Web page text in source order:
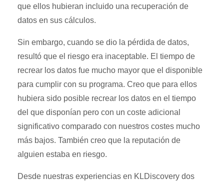
que ellos hubieran incluido una recuperación de
datos en sus cálculos.
Sin embargo, cuando se dio la pérdida de datos,
resultó que el riesgo era inaceptable. El tiempo de
recrear los datos fue mucho mayor que el disponible
para cumplir con su programa. Creo que para ellos
hubiera sido posible recrear los datos en el tiempo
del que disponían pero con un coste adicional
significativo comparado con nuestros costes mucho
más bajos. También creo que la reputación de
alguien estaba en riesgo.
Desde nuestras experiencias en KLDiscovery dos